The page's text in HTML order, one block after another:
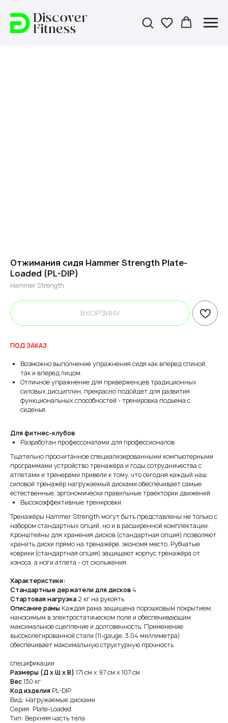
Отжимания сидя Hammer Strength Plate-
Loaded (PL-DIP)
Hammer Strength
В КОРЗИНУ
ПОД ЗАКАЗ
Возможно выполнение упражнения сидя как вперед спиной,
так и вперед лицом.
Отличное упражнение для приверженцев традиционных
силовых дисциплин, прекрасно подойдет для развития
функциональных способностей - тренировка подьема с
сиденья.
Для фитнес-клубов
Разработан профессоналами для профессионалов
Тщательно просчитанное специализированными компьютерными
программами устройство тренажёра и годы сотрудничества с
атлетами и тренерами привели к тому, что сегодня каждый наш
силовой тренажёр нагружаемый дисками обеспечивает самые
естественные, эргономически правильные траектории движений.
Высокоэффективные тренировки
Тренажёры Hammer Strength могут быть представлены не только с
набором стандартных опций, но и в расширенной комплектации.
Кронштейны для хранения дисков (стандартная опция) позволяют
хранить диски прямо на тренажёре, экономя место. Рубчатые
коврики (стандартная опция) защищают корпус тренажёра от
износа, а ноги атлета - от скольжения.
Характеристики:
Стандартные держатели для дисков4
Стартовая нагрузка 2 кг на рукоять
Описание рамы Каждая рама защищена порошковым покрытием,
наносимым в электростатическом поле и обеспечивающим
максимальное сцепление и долговечность; Применение
высоколегированной стали (11-gauge, 3,04 миллиметра)
обеспечивает максимальную структурную прочность
спецификации
Размеры (Д x Ш x В) 171 см x 97 см x 107 см
Вес130 кг
Код изделия PL-DIP
Вид: Нагружаемые дисками
Серия: Plate-Loaded
Тип: Верхняя часть тела